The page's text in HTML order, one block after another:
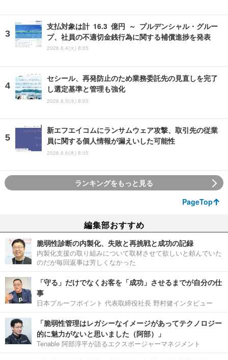
支払対象は計 16.3 億円 ～ プルデンシャル・グルー
プ、社員の不適切金銭行為に関する補償進捗を発表
2026.8.4(火) 8:05
セシール、再発防止のため業務委託先の見直しを完了
し選定基準と管理も強化
2026.8.5(水) 8:05
新エフエイコムにランサムウェア攻撃、取引先の従業
員に関する個人情報が漏えいした可能性
2026.8.6(木) 8:05
ランキングをもっと見る
PageTop
編集部おすすめ
脆弱性診断の内製化、失敗と再挑戦と成功の記録
内製化支援の取り組みについて取材させて欲しいと頼んでいた
のだが毎回返事は芳しくなかった
「守る」だけでなくお客を「成功」させるまでが自分の仕
事
日本プルーフポイント 代表取締役社長 野村健インタビュー
「脆弱性管理はレガシーなイメージがあってテクノロジー
的に魅力がないと思いました（阿部）」
Tenable 阿部淳平が語るエクスポージャーマネジメント